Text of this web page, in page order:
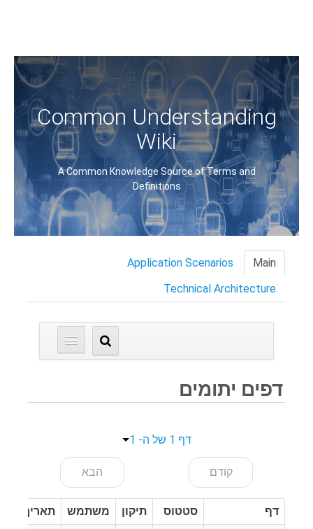
Common Understanding
Wiki
A Common Knowledge Source of Terms and
Definitions
Main
Application Scenarios
Technical Architecture
דפים יתומים
דף 1 של ה- 1
קודם הבא
דף סטטוס תיקון משתמש
תאריך